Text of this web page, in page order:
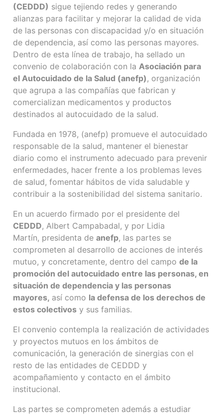
(CEDDD) sigue tejiendo redes y generando
alianzas para facilitar y mejorar la calidad de vida
de las personas con discapacidad y/o en situación
de dependencia, así como las personas mayores.
Dentro de esta línea de trabajo, ha sellado un
convenio de colaboración con la Asociación para
el Autocuidado de la Salud (anefp) , organización
que agrupa a las compañías que fabrican y
comercializan medicamentos y productos
destinados al autocuidado de la salud.
Fundada en 1978, (anefp) promueve el autocuidado
responsable de la salud, mantener el bienestar
diario como el instrumento adecuado para prevenir
enfermedades, hacer frente a los problemas leves
de salud, fomentar hábitos de vida saludable y
contribuir a la sostenibilidad del sistema sanitario.
En un acuerdo firmado por el presidente del
CEDDD, Albert Campabadal, y por Lidia
Martín, presidenta deanefp, las partes se
comprometen al desarrollo de acciones de interés
mutuo, y concretamente, dentro del campode la
promoción del autocuidado entre las personas, en
situación de dependencia y las personas
mayores, así como la defensa de los derechos de
estos colectivos y sus familias.
El convenio contempla la realización de actividades
y proyectos mutuos en los ámbitos de
comunicación, la generación de sinergias con el
resto de las entidades de CEDDD y
acompañamiento y contacto en el ámbito
institucional.
Las partes se comprometen además a estudiar